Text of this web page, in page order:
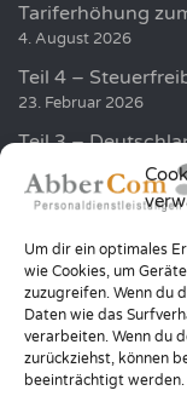
Um dir ein optimales
wie Cookies, um
zuzugreifen. Wenn du
Daten wie das
verarbeiten. Wenn du
zurückziehst, können
beeinträchtigt werden.
Tariferhöhung
4. August 2026
Teil 4 –
23. Februar 2026
Teil 3 –
Golf und Humor
20. Januar 2026
Teil 2 – Höhere
12. Januar 2026